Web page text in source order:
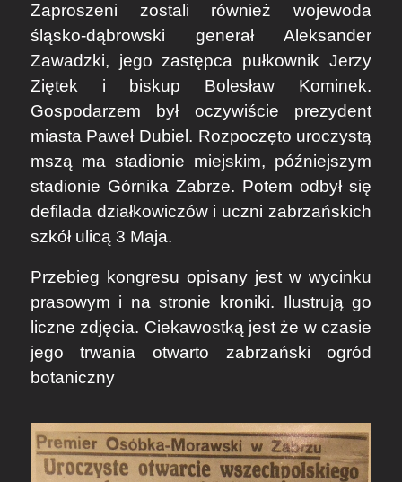
Zaproszeni zostali również wojewoda
śląsko-dąbrowski generał Aleksander
Zawadzki, jego zastępca pułkownik Jerzy
Ziętek i biskup Bolesław Kominek.
Gospodarzem był oczywiście prezydent
miasta Paweł Dubiel. Rozpoczęto uroczystą
mszą ma stadionie miejskim, późniejszym
stadionie Górnika Zabrze. Potem odbył się
defilada działkowiczów i uczni zabrzańskich
szkół ulicą 3 Maja.
Przebieg kongresu opisany jest w wycinku
prasowym i na stronie kroniki. Ilustrują go
liczne zdjęcia. Ciekawostką jest że w czasie
jego trwania otwarto zabrzański ogród
botaniczny